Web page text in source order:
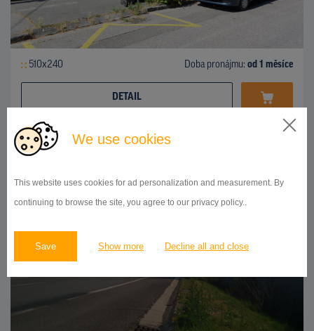
We use cookies
This website uses cookies for ad personalization and measurement. By
continuing to browse the site, you agree to our privacy policy..
Save Show more Decline all and close
510x240 Doba pronájmu: od 1 měsíce
DETAIL
BILLBOARD